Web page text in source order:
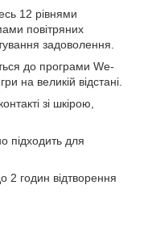
12 рівнями
повітряних
задоволення.
до програми We-
на великій відстані.
зі шкірою,
підходить для
2 годин відтворення